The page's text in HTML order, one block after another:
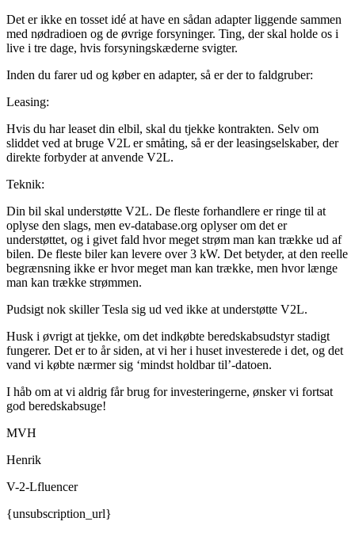
Det er ikke en tosset idé at have en sådan adapter liggende sammen
med nødradioen og de øvrige forsyninger. Ting, der skal holde os i
live i tre dage, hvis forsyningskæderne svigter.
Inden du farer ud og køber en adapter, så er der to faldgruber:
Leasing:
Hvis du har leaset din elbil, skal du tjekke kontrakten. Selv om
sliddet ved at bruge V2L er småting, så er der leasingselskaber, der
direkte forbyder at anvende V2L.
Teknik:
Din bil skal understøtte V2L. De fleste forhandlere er ringe til at
oplyse den slags, men ev-database.org oplyser om det er
understøttet, og i givet fald hvor meget strøm man kan trække ud af
bilen. De fleste biler kan levere over 3 kW. Det betyder, at den reelle
begrænsning ikke er hvor meget man kan trække, men hvor længe
man kan trække strømmen.
Pudsigt nok skiller Tesla sig ud ved ikke at understøtte V2L.
Husk i øvrigt at tjekke, om det indkøbte beredskabsudstyr stadigt
fungerer. Det er to år siden, at vi her i huset investerede i det, og det
vand vi købte nærmer sig ‘mindst holdbar til’-datoen.
I håb om at vi aldrig får brug for investeringerne, ønsker vi fortsat
god beredskabsuge!
MVH
Henrik
V-2-Lfluencer
{unsubscription_url}